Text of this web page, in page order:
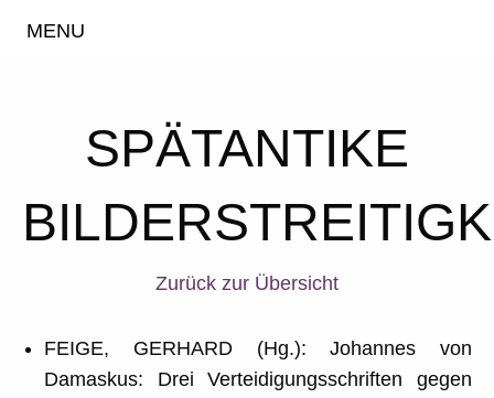
MENU
SPÄTANTIKE
Zurück zur Übersicht
FEIGE, GERHARD (Hg.): Johannes von
Damaskus: Drei Verteidigungsschriften gegen